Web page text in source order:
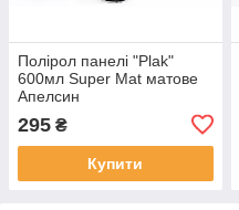
Полірол панелі "Plak"
600мл Super Mat матове
Апелсин
295 ₴
Купити